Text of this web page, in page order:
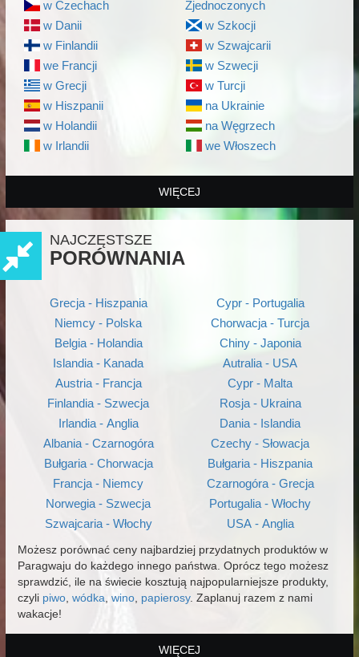
w Czechach
w Danii
w Finlandii
we Francji
w Grecji
w Hiszpanii
w Holandii
w Irlandii
Zjednoczonych
w Szkocji
w Szwajcarii
w Szwecji
w Turcji
na Ukrainie
na Węgrzech
we Włoszech
WIĘCEJ
NAJCZĘSTSZE
PORÓWNANIA
Grecja - Hiszpania
Niemcy - Polska
Belgia - Holandia
Islandia - Kanada
Austria - Francja
Finlandia - Szwecja
Irlandia - Anglia
Albania - Czarnogóra
Bułgaria - Chorwacja
Francja - Niemcy
Norwegia - Szwecja
Szwajcaria - Włochy
Cypr - Portugalia
Chorwacja - Turcja
Chiny - Japonia
Autralia - USA
Cypr - Malta
Rosja - Ukraina
Dania - Islandia
Czechy - Słowacja
Bułgaria - Hiszpania
Czarnogóra - Grecja
Portugalia - Włochy
USA - Anglia
Możesz porównać ceny najbardziej przydatnych produktów w
Paragwaju do każdego innego państwa. Oprócz tego możesz
sprawdzić, ile na świecie kosztują najpopularniejsze produkty,
czyli piwo wódka wino papierosy. Zaplanuj razem z nami
wakacje!
WIĘCEJ